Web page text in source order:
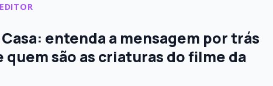
entenda a mensagem por trás
quem são as criaturas do filme da